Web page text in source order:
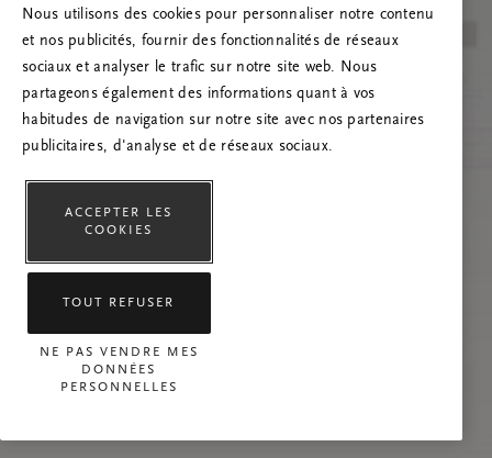
nous contacter si le problème persiste.
Nous utilisons des cookies pour personnaliser notre contenu
et nos publicités, fournir des fonctionnalités de réseaux
sociaux et analyser le trafic sur notre site web. Nous
partageons également des informations quant à vos
habitudes de navigation sur notre site avec nos partenaires
publicitaires, d'analyse et de réseaux sociaux.
ACCEPTER LES
COOKIES
TOUT REFUSER
NE PAS VENDRE MES
DONNÉES
PERSONNELLES